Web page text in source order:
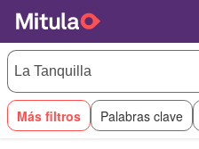
Más filtros Palabras clave